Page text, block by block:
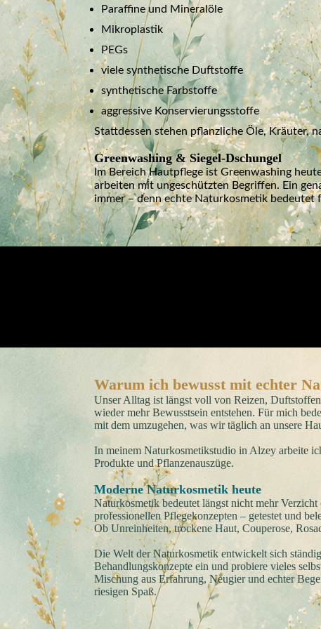
Paraffine und Mineralöle
Mikroplastik
PEGs
viele synthetische Duftstoffe
synthetische Farbstoffe
aggressive Konservierungsstoffe
Stattdessen stehen pflanzliche Öle, Kräuter,
Greenwashing & Siegel-Dschungel
Im Bereich Hautpflege ist Greenwashing
arbeiten mit ungeschützten Begriffen. Ein
immer – denn echte Naturkosmetik bedeutet
Warum ich bewusst mit echter
Unser Alltag ist längst voll von Reizen,
wieder mehr Bewusstsein entstehen. Für mich
mit dem umzugehen, was wir täglich an unsere
In meinem Naturkosmetikstudio in Alzey arbeite
Produkte und Pflanzenauszüge.
Moderne Naturkosmetik heute
Naturkosmetik bedeutet längst nicht mehr
professionellen Pflegekonzepten – getestet und
Ob Unreinheiten, trockene Haut, Couperose,
Die Welt der Naturkosmetik entwickelt sich
Behandlungskonzepte ein und probiere vieles
Mischung aus Erfahrung,Neugier und echter
riesigen Spaß.